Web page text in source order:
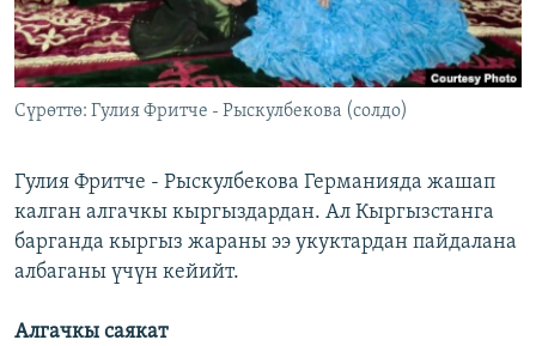
ЭЕ/АРнун бардык сайттары
Сүрөттө: Гулия Фритче - Рыскулбекова (солдо)
Гулия Фритче - Рыскулбекова Германияда жашап
калган алгачкы кыргыздардан. Ал Кыргызстанга
барганда кыргыз жараны ээ укуктардан пайдалана
албаганы үчүн кейийт.
Алгачкы саякат